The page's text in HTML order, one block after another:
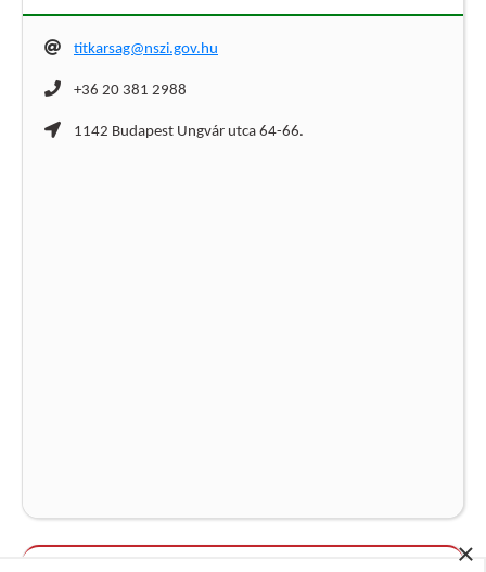
×
titkarsag@nszi.gov.hu
+36 20 381 2988
1142 Budapest Ungvár utca 64-66.